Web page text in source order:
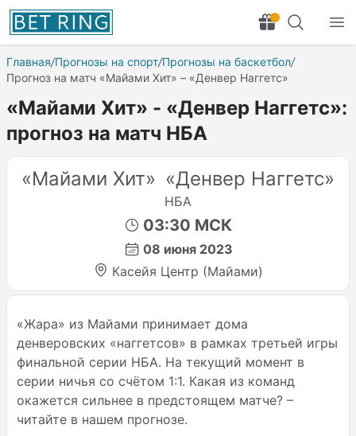
Главная/Прогнозы на спорт/Прогнозы на баскетбол/
Прогноз на матч «Майами Хит» – «Денвер Наггетс»
«Майами Хит» - «Денвер Наггетс»:
прогноз на матч НБА
«Майами Хит» «Денвер Наггетс»
НБА
03:30 МСК
08 июня 2023
Касейя Центр (Майами)
«Жара» из Майами принимает дома
денверовских «наггетсов» в рамках третьей игры
финальной серии НБА. На текущий момент в
серии ничья со счётом 1:1. Какая из команд
окажется сильнее в предстоящем матче? –
читайте в нашем прогнозе.